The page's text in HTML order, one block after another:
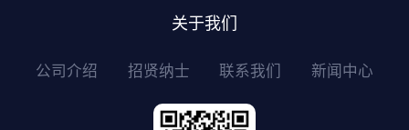
关于我们
公司介绍 招贤纳士 联系我们 新闻中心